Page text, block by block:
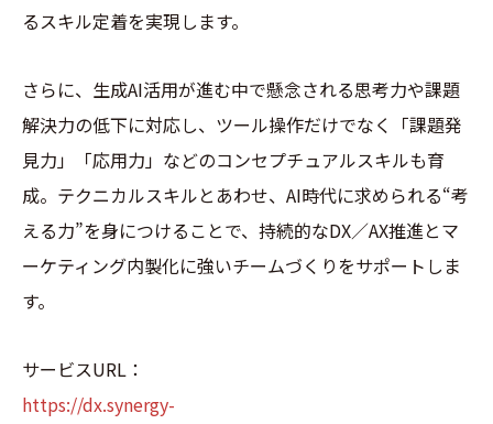
るスキル定着を実現します。
さらに、生成AI活用が進む中で懸念される思考力や課題
解決力の低下に対応し、ツール操作だけでなく「課題発
見力」「応用力」などのコンセプチュアルスキルも育
成。テクニカルスキルとあわせ、AI時代に求められる“考
える力”を身につけることで、持続的なDX／AX推進とマ
ーケティング内製化に強いチームづくりをサポートしま
す。
サービスURL：
https://dx.synergy-